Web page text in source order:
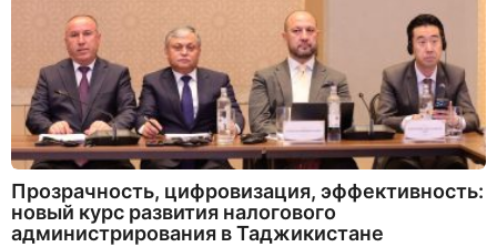
Прозрачность, цифровизация, эффективность:
новый курс развития налогового
администрирования в Таджикистане